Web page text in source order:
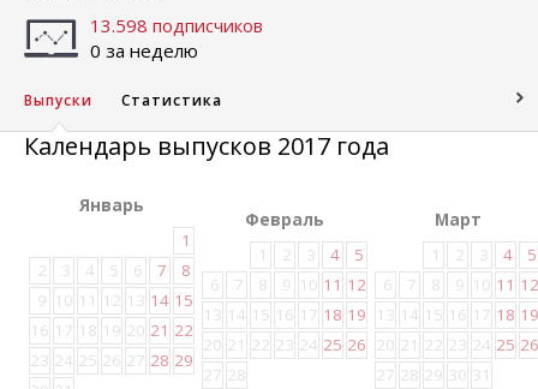
13.598 подписчиков
0 за неделю
Выпуски Статистика
Календарь выпусков 2017 года
Январь
1
2
3 4 5 6 7
8
9 10 11 12 13 14 15
16 17 18 19 20 21 22
23 24 25 26 27 28 29
Февраль
1
2 3 4
5
6
7 8 9 10 11 12
13 14 15 16 17 18 19
20 21 22 23 24 25 26
27 28
Март
1
2 3 4
5
6
7 8 9 10 11 12
13 14 15 16 17 18 19
20 21 22 23 24 25 26
27 28 29 30 31